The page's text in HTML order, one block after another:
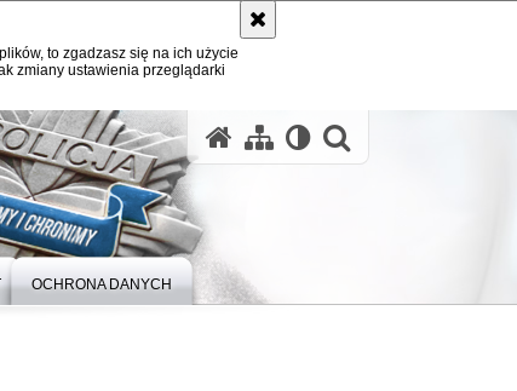
to zgadzasz się na ich użycie
zmiany ustawienia przeglądarki
OCHRONA DANYCH